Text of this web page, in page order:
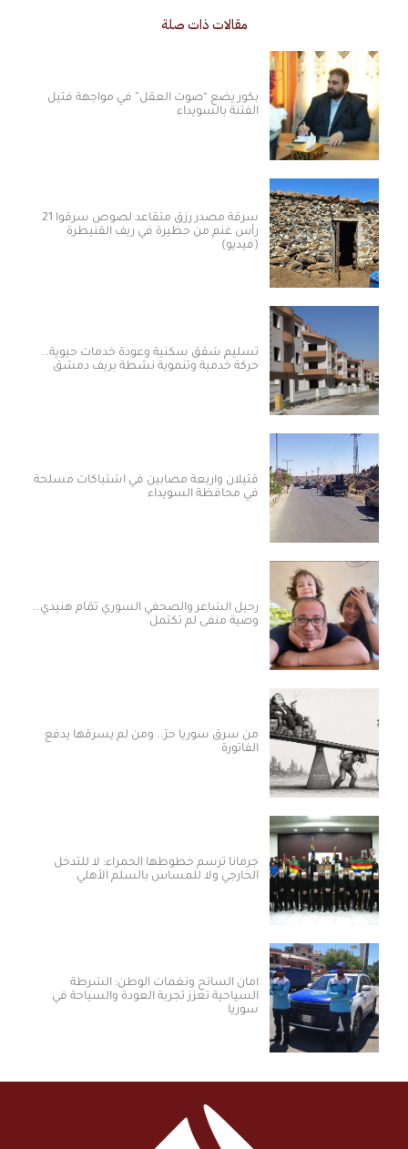
مقالات ذات صلة
بكور يضع “صوت العقل” في مواجهة فتيل
الفتنة بالسويداء
سرقة مصدر رزق متقاعد لصوص سرقوا 21
رأس غنم من حظيرة في ريف القنيطرة
(فيديو)
تسليم شقق سكنية وعودة خدمات حيوية..
حركة خدمية وتنموية نشطة بريف دمشق
قتيلان وأربعة مصابين في اشتباكات مسلحة
في محافظة السويداء
رحيل الشاعر والصحفي السوري تمّام هنيدي..
وصية منفى لم تكتمل
من سرق سوريا حرّ.. ومن لم يسرقها يدفع
الفاتورة
جرمانا ترسم خطوطها الحمراء: لا للتدخل
الخارجي ولا للمساس بالسلم الأهلي
أمان السائح ونغمات الوطن: الشرطة
السياحية تعزز تجربة العودة والسياحة في